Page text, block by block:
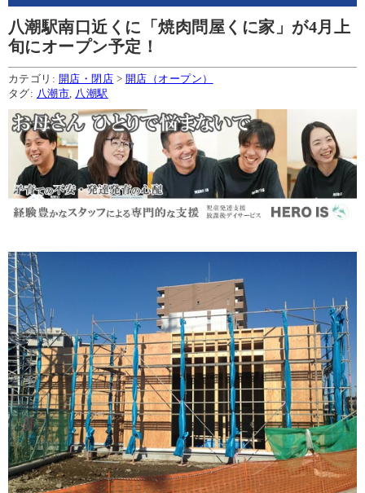
八潮駅南口近くに「焼肉問屋くに家」が4月上
旬にオープン予定！
カテゴリ: 開店・閉店 > 開店（オープン）
タグ: 八潮市, 八潮駅